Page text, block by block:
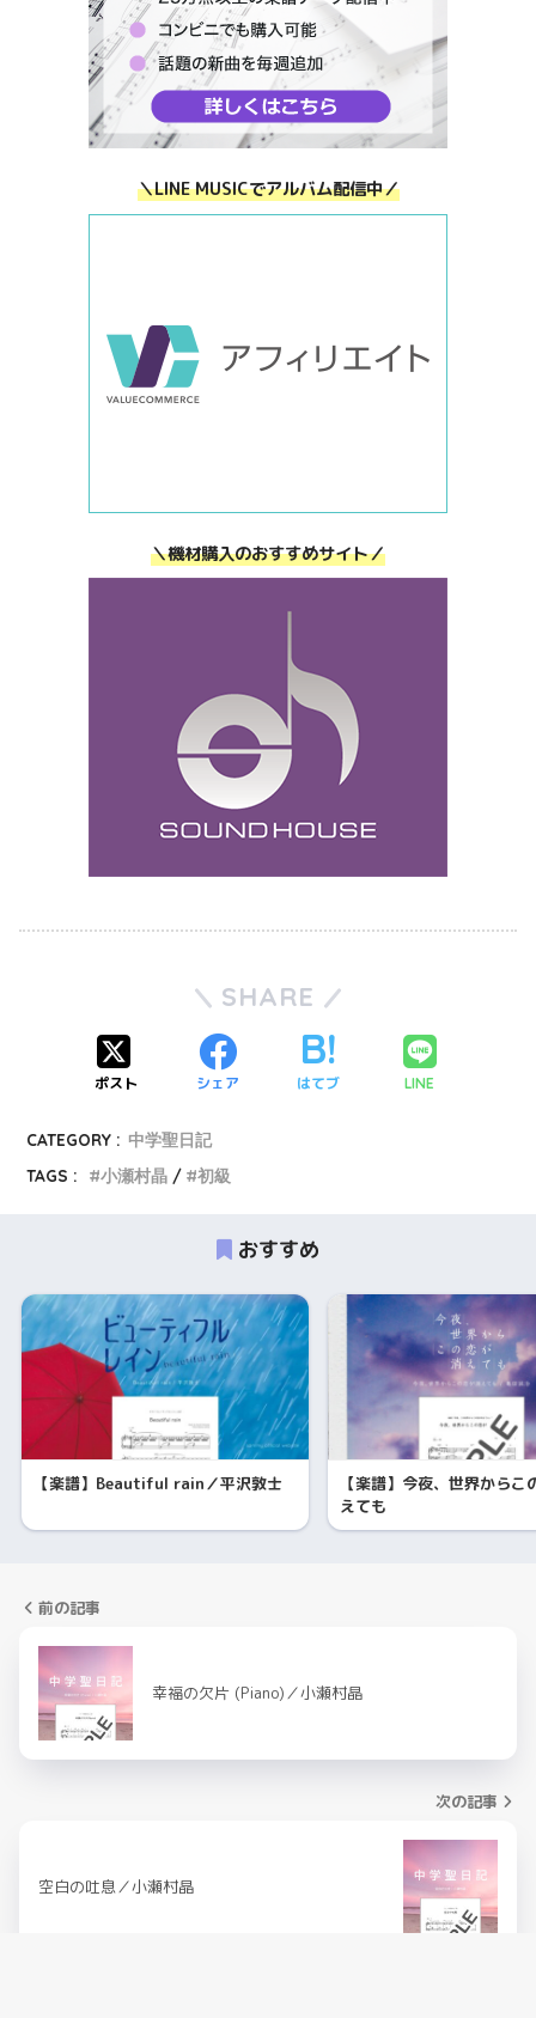
＼LINE MUSICでアルバム配信中／
＼機材購入のおすすめサイト／
SHARE
ポスト シェア はてブ LINE
CATEGORY : 中学聖日記
TAGS :
小瀬村晶 初級
おすすめ
【楽譜】Beautiful rain／平沢敦士
【楽譜】今夜、世界からこ
えても
前の記事
幸福の欠片 (Piano)／小瀬村晶
次の記事
空白の吐息／小瀬村晶